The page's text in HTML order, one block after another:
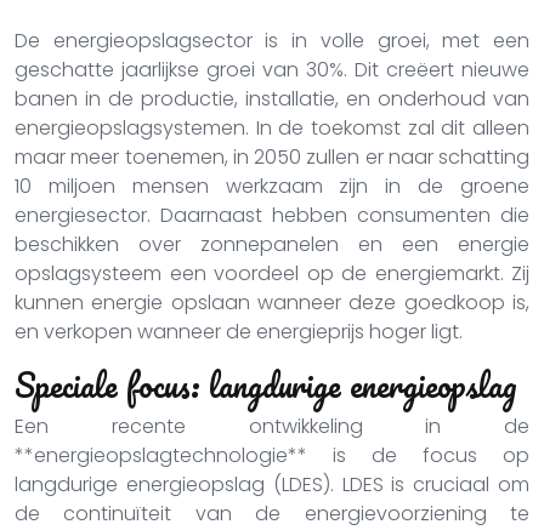
De energieopslagsector is in volle groei, met een
geschatte jaarlijkse groei van 30%. Dit creëert nieuwe
banen in de productie, installatie, en onderhoud van
energieopslagsystemen. In de toekomst zal dit alleen
maar meer toenemen, in 2050 zullen er naar schatting
10 miljoen mensen werkzaam zijn in de groene
energiesector. Daarnaast hebben consumenten die
beschikken over zonnepanelen en een energie
opslagsysteem een voordeel op de energiemarkt. Zij
kunnen energie opslaan wanneer deze goedkoop is,
en verkopen wanneer de energieprijs hoger ligt.
Speciale focus: langdurige energieopslag
Een recente ontwikkeling in de
**energieopslagtechnologie** is de focus op
langdurige energieopslag (LDES). LDES is cruciaal om
de continuïteit van de energievoorziening te